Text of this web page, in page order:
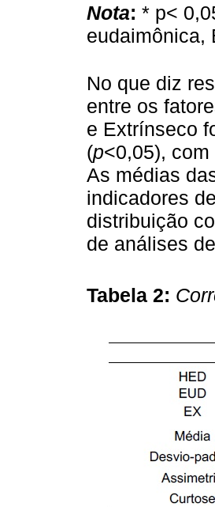
Nota: * p<
eudaimônica,
No que diz
entre os
e Extrínseco
(p<0,05),
As médias
indicadores
distribuição
de análises
Tabela 2: